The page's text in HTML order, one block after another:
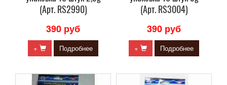
(Арт. RS2990)
390 руб
+ Подробнее
(Арт. RS3004)
390 руб
+ Подробнее